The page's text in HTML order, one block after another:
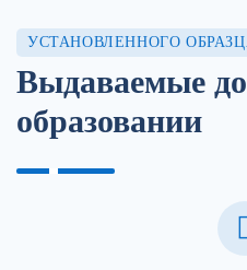
УСТАНОВЛЕННОГО
Выдаваемые
образовании